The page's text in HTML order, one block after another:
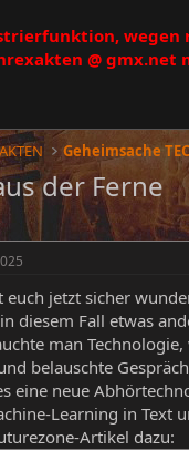
wegen
@ gmx.net
Geheimsache
der Ferne
euch jetzt sicher
diesem Fall etwas
man
belauschte
eine neue
Learning in Text
Artikel dazu: